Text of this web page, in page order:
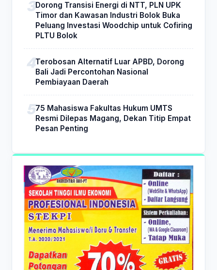
Dorong Transisi Energi di NTT, PLN UPK
Timor dan Kawasan Industri Bolok Buka
Peluang Investasi Woodchip untuk Cofiring
PLTU Bolok
Terobosan Alternatif Luar APBD, Dorong
Bali Jadi Percontohan Nasional
Pembiayaan Daerah
75 Mahasiswa Fakultas Hukum UMTS
Resmi Dilepas Magang, Dekan Titip Empat
Pesan Penting